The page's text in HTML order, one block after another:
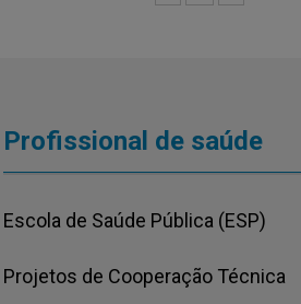
Profissional de saúde
Escola de Saúde Pública (ESP)
Projetos de Cooperação Técnica